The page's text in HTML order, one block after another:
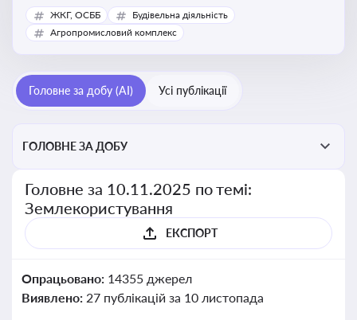
землею, зокрема умов доступу, володіння та
користування земельними ділянками різних форм
ЖКГ, ОСББ
Будівельна діяльність
Агропромисловий комплекс
Головне за добу (AI) Усі публікації
ГОЛОВНЕ ЗА ДОБУ
Головне за 10.11.2025 по темі:
Землекористування
ЕКСПОРТ
Опрацьовано: 14355 джерел
Виявлено: 27 публікацій за 10 листопада